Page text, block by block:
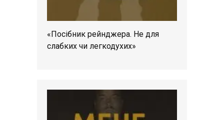
«Посібник рейнджера. Не для
слабких чи легкодухих»